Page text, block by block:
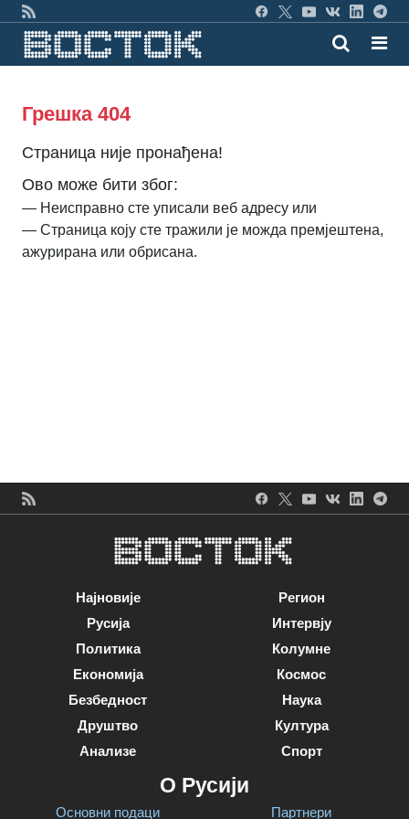
Грешка 404
Страница није пронађена!
Ово може бити због:
— Неисправно сте уписали веб адресу или
— Страница коју сте тражили је можда премјештена,
ажурирана или обрисана.
Најновије
Русија
Политика
Економија
Безбедност
Друштво
Анализе
Регион
Интервју
Колумне
Космос
Наука
Култура
Спорт
О Русији
Основни подаци Партнери